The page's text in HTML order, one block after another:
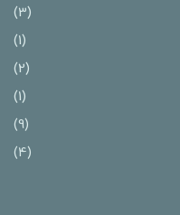
(3)
(1)
(2)
(1)
(9)
(4)